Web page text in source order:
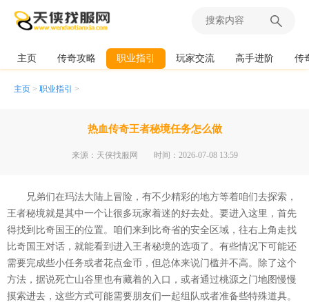
主页 传奇攻略 职业指引 玩家交流 高手进阶 传
主页 > 职业指引 >
热血传奇王者秘境任务怎么做
来源：天侠找服网 时间：2026-07-08 13:59
兄弟们在玛法大陆上冒险，有不少精彩的地方等着咱们去探索，
王者秘境就是其中一个让很多玩家着迷的好去处。要进入这里，首先
得找到比奇国王的位置。咱们来到比奇省的安全区域，往右上角走找
比奇国王对话，就能看到进入王者秘境的选项了。有些情况下可能还
需要完成些小任务或者花点金币，但总体来说门槛并不高。除了这个
方法，据说死亡山谷里也有藏着的入口，或者通过桃源之门地图慢慢
摸索进去，这些方式可能需要朋友们一起组队或者准备些特殊道具。